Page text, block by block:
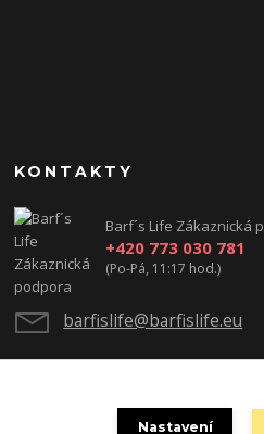
KONTAKTY
Barf´s Life Zákaznická
+420 773 030 781
(Po-Pá, 11:17 hod.)
barfislife@barfislife.eu
Nastavení